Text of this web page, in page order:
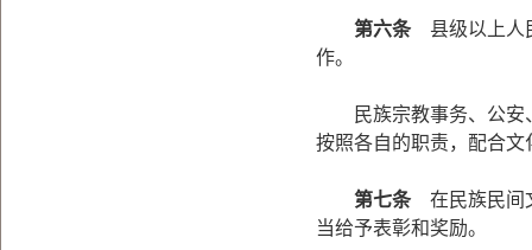
第六条县级以上人
作。
民族宗教事务、公安
按照各自的职责，配合
第七条在民族民间
当给予表彰和奖励。